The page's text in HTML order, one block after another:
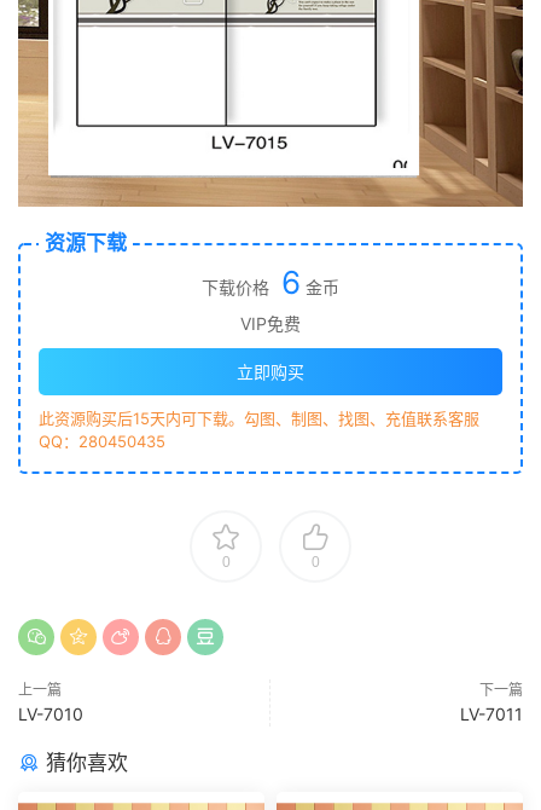
资源下载
下载价格 6 金币
VIP免费
立即购买
此资源购买后15天内可下载。勾图、制图、找图、充值联系客服
QQ：280450435
0 0
上一篇
LV-7010
下一篇
LV-7011
猜你喜欢